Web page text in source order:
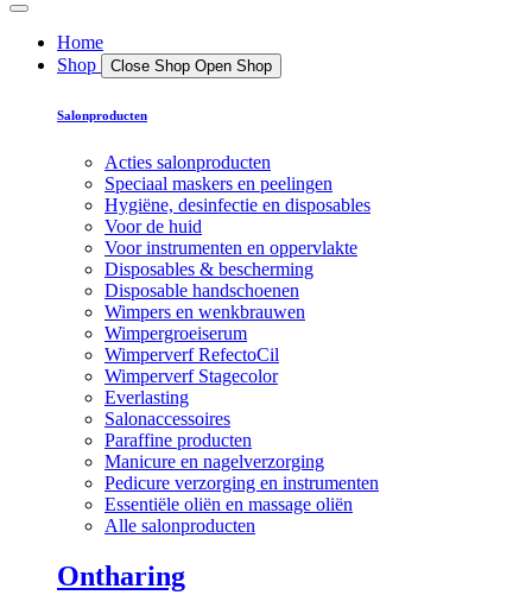
Home
Shop
Close Shop Open Shop
Salonproducten
Acties salonproducten
Speciaal maskers en peelingen
Hygiëne, desinfectie en disposables
Voor de huid
Voor instrumenten en oppervlakte
Disposables & bescherming
Disposable handschoenen
Wimpers en wenkbrauwen
Wimpergroeiserum
Wimperverf RefectoCil
Wimperverf Stagecolor
Everlasting
Salonaccessoires
Paraffine producten
Manicure en nagelverzorging
Pedicure verzorging en instrumenten
Essentiële oliën en massage oliën
Alle salonproducten
Ontharing